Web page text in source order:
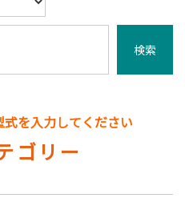
を入力してください
ゴリー